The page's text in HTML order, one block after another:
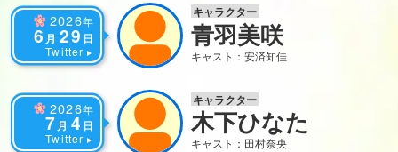
2026年
6 月 29 日
Twitter
キャラクター
青羽美咲
キャスト：安済知佳
2026年
7月 4 日
Twitter
キャラクター
木下ひなた
キャスト：田村奈央